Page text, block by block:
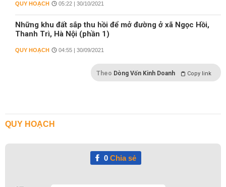
QUY HOẠCH 05:22 | 30/10/2021
Những khu đất sắp thu hồi để mở đường ở xã Ngọc Hồi,
Thanh Trì, Hà Nội (phần 1)
QUY HOẠCH 04:55 | 30/09/2021
Theo Dòng Vốn Kinh Doanh Copy link
QUY HOẠCH
0Chia sẻ